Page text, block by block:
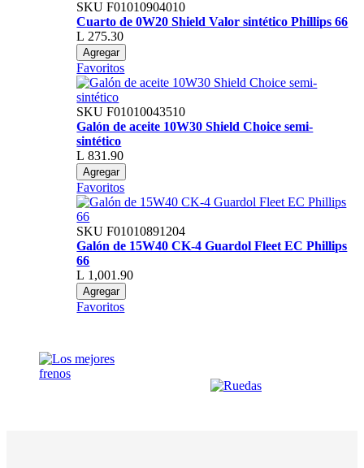
SKU F01010904010
Cuarto de 0W20 Shield Valor sintético Phillips 66
L 275.30
Agregar
Favoritos
SKU F01010043510
Galón de aceite 10W30 Shield Choice semi-
sintético
L 831.90
Agregar
Favoritos
SKU F01010891204
Galón de 15W40 CK-4 Guardol Fleet EC Phillips
66
L 1,001.90
Agregar
Favoritos